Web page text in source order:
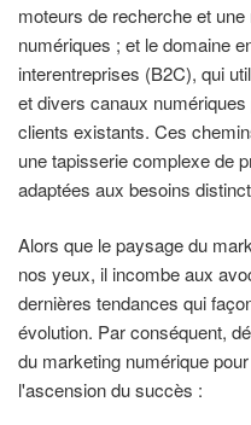
moteurs de recherche et
numériques ; et le domaine
interentreprises (B2C), qui
et divers canaux
clients existants. Ces
une tapisserie complexe de
adaptées aux besoins
Alors que le paysage du
nos yeux, il incombe aux
dernières tendances qui
évolution. Par conséquent,
du marketing numérique
l'ascension du succès :